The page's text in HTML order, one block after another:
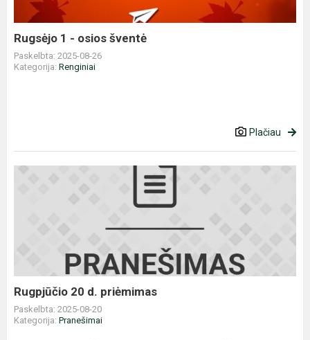
Rugsėjo 1 - osios šventė
Paskelbta: 2025-08-26
Kategorija: Renginiai
Plačiau
Rugpjūčio
Rugpjūčio 20 d. priėmimas
Paskelbta: 2025-08-20
Kategorija: Pranešimai